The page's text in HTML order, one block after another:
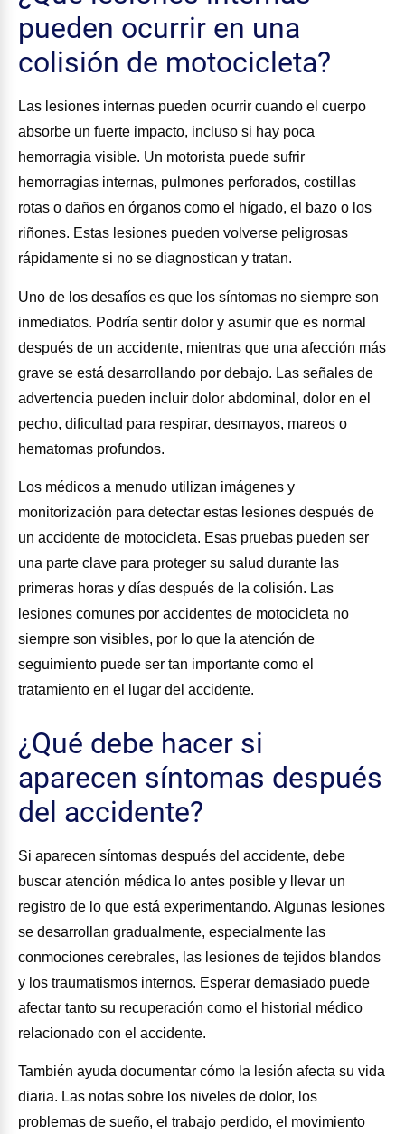
pueden ocurrir en una
colisión de motocicleta?
Las lesiones internas pueden ocurrir cuando el cuerpo
absorbe un fuerte impacto, incluso si hay poca
hemorragia visible. Un motorista puede sufrir
hemorragias internas, pulmones perforados, costillas
rotas o daños en órganos como el hígado, el bazo o los
riñones. Estas lesiones pueden volverse peligrosas
rápidamente si no se diagnostican y tratan.
Uno de los desafíos es que los síntomas no siempre son
inmediatos. Podría sentir dolor y asumir que es normal
después de un accidente, mientras que una afección más
grave se está desarrollando por debajo. Las señales de
advertencia pueden incluir dolor abdominal, dolor en el
pecho, dificultad para respirar, desmayos, mareos o
hematomas profundos.
Los médicos a menudo utilizan imágenes y
monitorización para detectar estas lesiones después de
un accidente de motocicleta. Esas pruebas pueden ser
una parte clave para proteger su salud durante las
primeras horas y días después de la colisión. Las
lesiones comunes por accidentes de motocicleta no
siempre son visibles, por lo que la atención de
seguimiento puede ser tan importante como el
tratamiento en el lugar del accidente.
¿Qué debe hacer si
aparecen síntomas después
del accidente?
Si aparecen síntomas después del accidente, debe
buscar atención médica lo antes posible y llevar un
registro de lo que está experimentando. Algunas lesiones
se desarrollan gradualmente, especialmente las
conmociones cerebrales, las lesiones de tejidos blandos
y los traumatismos internos. Esperar demasiado puede
afectar tanto su recuperación como el historial médico
relacionado con el accidente.
También ayuda documentar cómo la lesión afecta su vida
diaria. Las notas sobre los niveles de dolor, los
problemas de sueño, el trabajo perdido, el movimiento